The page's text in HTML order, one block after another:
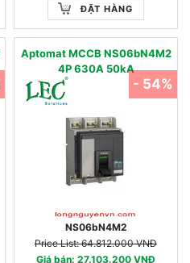
ĐẶT HÀNG
Aptomat MCCB NS06bN4M2
4P 630A 50kA
NS06bN4M2
Price List: 64.812.000 VNĐ
Giá bán: 27.103.200 VNĐ
- 54%